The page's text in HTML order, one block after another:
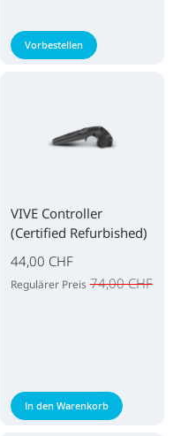
Vorbestellen
VIVE Controller
(Certified Refurbished)
44,00 CHF
Regulärer Preis 74,00 CHF
In den Warenkorb